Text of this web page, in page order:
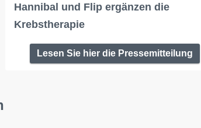
Hannibal und Flip ergänzen die
Krebstherapie
Lesen Sie hier die Pressemitteilung